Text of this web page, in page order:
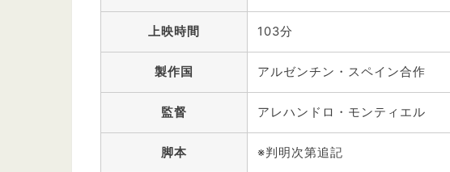
上映時間 103分
製作国 アルゼンチン・スペイン合作
監督 アレハンドロ・モンティエル
脚本 ※判明次第追記